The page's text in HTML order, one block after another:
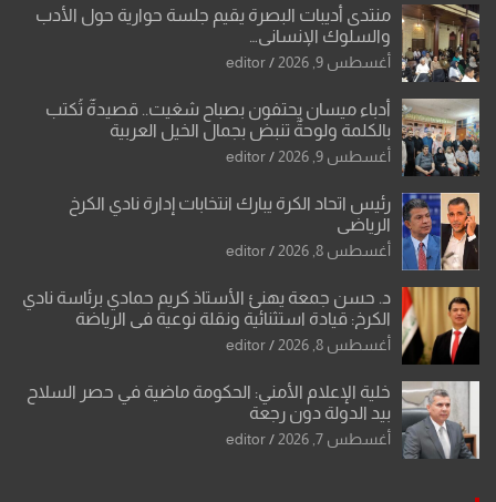
منتدى أديبات البصرة يقيم جلسة حوارية حول الأدب
والسلوك الإنساني…
أغسطس 9, 2026 editor
أدباء ميسان يحتفون بصباح شغيت.. قصيدةٌ تُكتب
بالكلمة ولوحةٌ تنبض بجمال الخيل العربية
أغسطس 9, 2026 editor
رئيس اتحاد الكرة يبارك انتخابات إدارة نادي الكرخ
الرياضي
أغسطس 8, 2026 editor
د. حسن جمعة يهنئ الأستاذ كريم حمادي برئاسة نادي
الكرخ: قيادة استثنائية ونقلة نوعية في الرياضة
العراقية
أغسطس 8, 2026 editor
خلية الإعلام الأمني: الحكومة ماضية في حصر السلاح
بيد الدولة دون رجعة
أغسطس 7, 2026 editor